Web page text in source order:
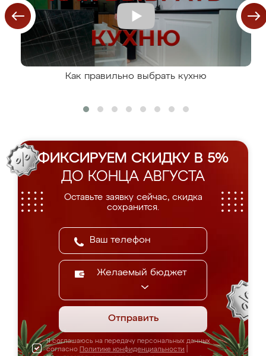
Как правильно выбрать кухню
ФИКСИРУЕМ СКИДКУ В 5%
ДО КОНЦА АВГУСТА
Оставьте заявку сейчас, скидка
сохранится.
Желаемый бюджет
Отправить
Я соглашаюсь на передачу персональных данных
согласно Политике конфиденциальности